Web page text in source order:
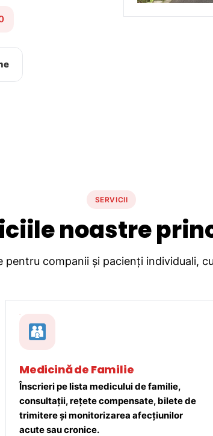
SERVICII
noastre
pentru companii și pacienți individuali,
Medicină de Familie
Înscrieri pe lista medicului de familie,
consultații, rețete compensate, bilete de
trimitere și monitorizarea afecțiunilor
acute sau cronice.